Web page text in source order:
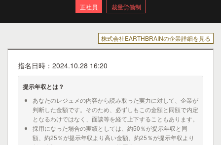
正社員 裁量労働制
株式会社EARTHBRAINの企業詳細を見る
指名日時：2024.10.28 16:20
提示年収とは？
あなたのレジュメの内容から読み取った実力に対して、企業が
判断した金額です。そのため、必ずしもこの金額と同額で内定
となるわけではなく、面談等を経て上下することもあります。
採用になった場合の実績としては、約50％が提示年収と同
額、約25％が提示年収より高い金額、約25％が提示年収より